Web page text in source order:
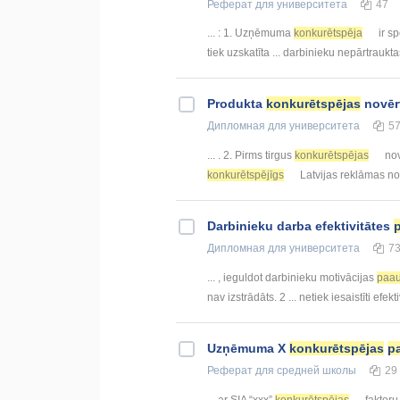
Реферат для университета 47
... : 1. Uzņēmuma konkurētspēja
ir
tiek uzskatīta ... darbinieku
Produkta konkurētspējas
Дипломная для университета 57
... . 2. Pirms tirgus konkurētspējas
konkurētspējīgs
Latvijas reklāmas
Darbinieku darba efektivitātes
Дипломная для университета 73
... , ieguldot darbinieku motivācijas
nav izstrādāts. 2 ... netiek iesaistīti
Uzņēmuma X konkurētspējas
Реферат для средней школы 29